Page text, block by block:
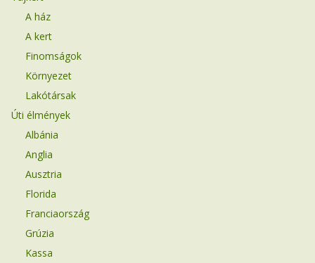
A ház
A kert
Finomságok
Környezet
Lakótársak
Úti élmények
Albánia
Anglia
Ausztria
Florida
Franciaország
Grúzia
Kassa